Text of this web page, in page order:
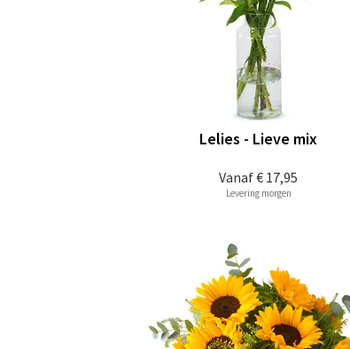
Vanaf€ 17,95
Lelies - Lieve mix
Levering morgen